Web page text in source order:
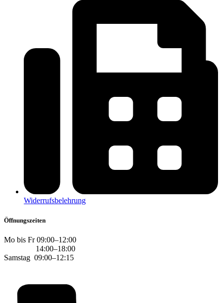
Widerrufsbelehrung
Öffnungszeiten
Mo bis Fr 09:00–12:00
14:00–18:00
Samstag 09:00–12:15